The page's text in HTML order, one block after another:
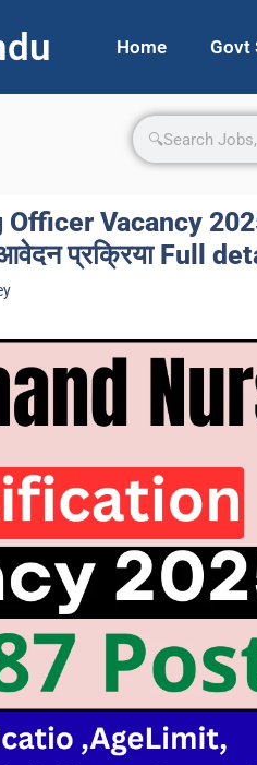
Home Govt
Vacancy 2025:
प्रक्रिया Full